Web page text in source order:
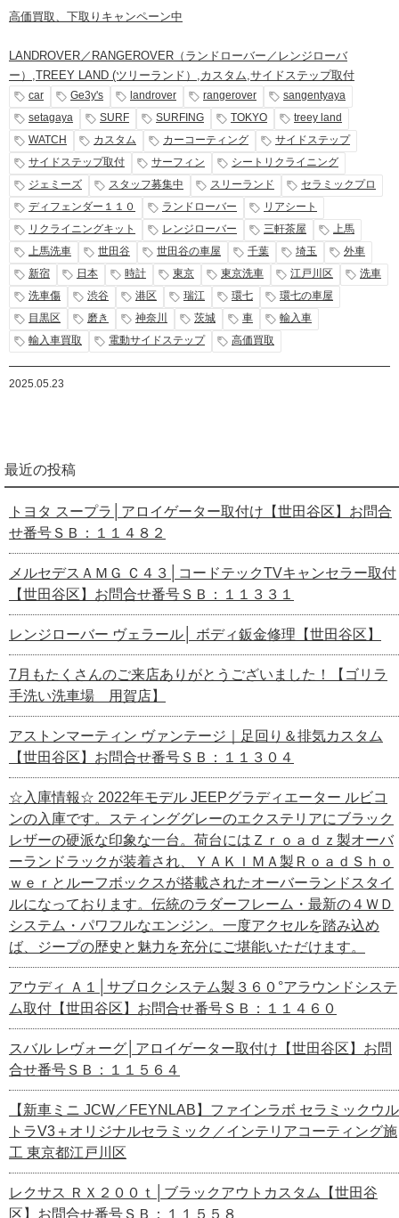
高価買取、下取りキャンペーン中
LANDROVER／RANGEROVER（ランドローバー／レンジローバ
ー）
TREEY LAND (ツリーランド） カスタム サイドステップ取付
car Ge3y's landrover rangerover
sangentyaya
setagaya
SURF SURFING TOKYO
treey land
WATCH
カスタム カーコーティング
サイドステップ
サイドステップ取付
サーフィン
シートリクライニング
ジェミーズ
スタッフ募集中 スリーランド
セラミックプロ
ディフェンダー１１０
ランドローバー
リアシート
リクライニングキット
レンジローバー 三軒茶屋
上馬
上馬洗車
世田谷 世田谷の車屋 千葉 埼玉
外車
新宿
日本 時計 東京 東京洗車 江戸川区
洗車
洗車傷
渋谷 港区 瑞江 環七
環七の車屋
目黒区
磨き 神奈川 茨城 車
輸入車
輸入車買取
電動サイドステップ 高価買取
2025.05.23
最近の投稿
トヨタ スープラ│アロイゲーター取付け【世田谷区】お問合
せ番号ＳＢ：１１４８２
メルセデスＡＭＧ Ｃ４３│コードテックTVキャンセラー取付
【世田谷区】お問合せ番号ＳＢ：１１３３１
レンジローバー ヴェラール│ ボディ鈑金修理【世田谷区】
7月もたくさんのご来店ありがとうございました！【ゴリラ
手洗い洗車場 用賀店】
アストンマーティン ヴァンテージ｜足回り＆排気カスタム
【世田谷区】お問合せ番号ＳＢ：１１３０４
☆入庫情報☆ 2022年モデル JEEPグラディエーター ルビコ
ンの入庫です。スティンググレーのエクステリアにブラック
レザーの硬派な印象な一台。荷台にはＺｒｏａｄｚ製オーバ
ーランドラックが装着され、ＹＡＫＩＭＡ製ＲｏａｄＳｈｏ
ｗｅｒとルーフボックスが搭載されたオーバーランドスタイ
ルになっております。伝統のラダーフレーム・最新の４ＷＤ
システム・パワフルなエンジン。一度アクセルを踏み込め
ば、ジープの歴史と魅力を充分にご堪能いただけます。
アウディ Ａ１│サブロクシステム製３６０°アラウンドシステ
ム取付【世田谷区】お問合せ番号ＳＢ：１１４６０
スバル レヴォーグ│アロイゲーター取付け【世田谷区】お問
合せ番号ＳＢ：１１５６４
【新車ミニ JCW／FEYNLAB】ファインラボ セラミックウル
トラV3＋オリジナルセラミック／インテリアコーティング施
工 東京都江戸川区
レクサス ＲＸ２００ｔ│ブラックアウトカスタム【世田谷
区】お問合せ番号ＳＢ：１１５５８